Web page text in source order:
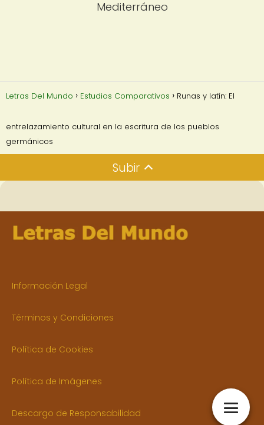
Mediterráneo
Letras Del Mundo Estudios Comparativos Runas y latín: El
entrelazamiento cultural en la escritura de los pueblos
germánicos
Subir
Información Legal
Términos y Condiciones
Política de Cookies
Política de Imágenes
Descargo de Responsabilidad